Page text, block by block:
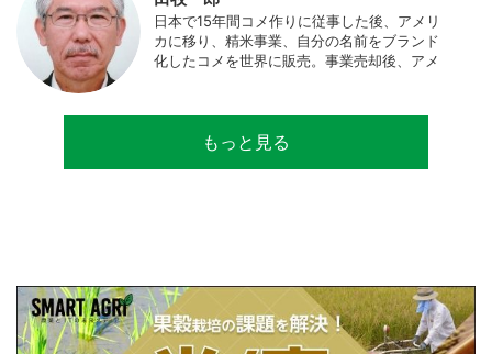
日本で15年間コメ作りに従事した後、アメリ
カに移り、精米事業、自分の名前をブランド
化したコメを世界に販売。事業売却後、アメ
サルティングとして関わり、企業などの依頼
で世界12カ国の良質米生産可能産地を訪問調
もっと見る